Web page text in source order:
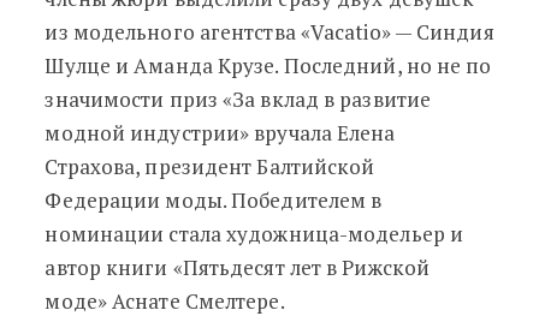
из модельного агентства «Vacatio» — Синдия
Шулце и Аманда Крузе. Последний, но не по
значимости приз «За вклад в развитие
модной индустрии» вручала Елена
Страхова, президент Балтийской
Федерации моды. Победителем в
номинации стала художница-модельер и
автор книги «Пятьдесят лет в Рижской
моде» Аснате Смелтере.